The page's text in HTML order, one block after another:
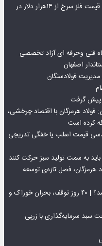
تداوم صعود مس در بازارهای جهانی؛ قیمت فلز سرخ از ۱۴هزار دلار در
فنی وحرفه ای آزاد تخصصی
اصفهان
فولادسنگان
پیش گرفت
هرمزگان با اقتصاد چرخشی،
کرده است
بورس کالا؛ مهندسی قیمت اسلب یا خفگی تدریجی
به سمت تولید سبز حرکت کنند
هرمزگان، فصل تازه‌ی توسعه
افق ۱۵ میلیون تنی فولاد سنگان چه شد؟ | ۴۰ روز توقف، بحران خوراک و
سبد سرمایه‌گذاری با زرپی